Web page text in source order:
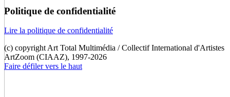
Politique de confidentialité
Lire la politique de confidentialité
(c) copyright Art Total Multimédia / Collectif International d'Artistes
ArtZoom (CIAAZ), 1997-2026
Faire défiler vers le haut